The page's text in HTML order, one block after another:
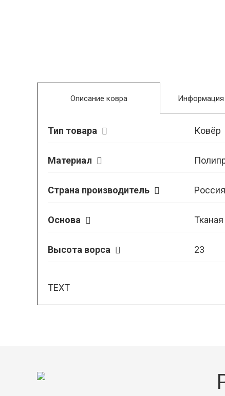
Описание ковра
Тип товара Ковёр
Материал
Страна производитель Россия
Основа
Высота ворса 23
TEXT
Информация